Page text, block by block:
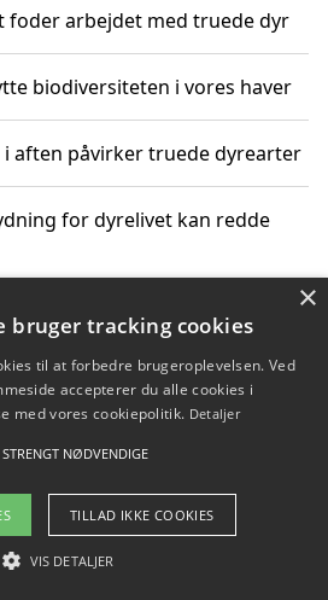
foder arbejdet med truede dyr
biodiversiteten i vores haver
aften påvirker truede dyrearter
for dyrelivet kan redde
unge voksne støtte bevarelsen
2026 - Pilanto Aps
Blog Betingelser
×
bruger tracking cookies
til at forbedre brugeroplevelsen. Ved
accepterer du alle cookies i
med vores cookiepolitik. Detaljer
STRENGT NØDVENDIGE
TILLAD IKKE COOKIES
VIS DETALJER